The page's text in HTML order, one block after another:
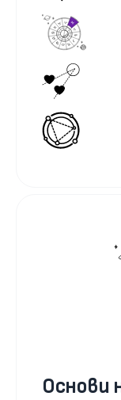
Основи